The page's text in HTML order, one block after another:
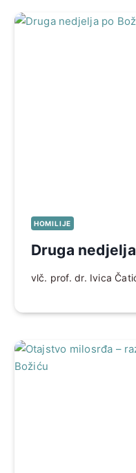
HOMILIJE
Druga
vlč. prof. dr. Ivica